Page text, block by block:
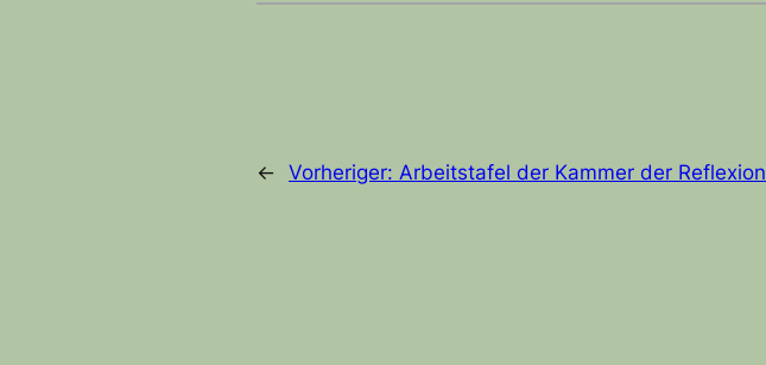
← Vorheriger: Arbeitstafel der Kammer der Reflexion